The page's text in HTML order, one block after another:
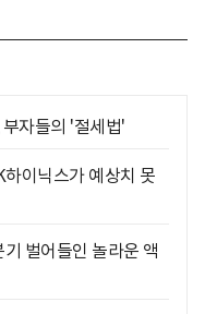
자들의 '절세법'
이닉스가 예상치 못
벌어들인 놀라운 액